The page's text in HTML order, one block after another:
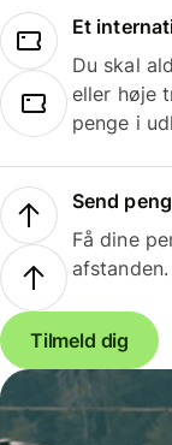
Et
Du skal
eller høje
penge i
Send
Få dine
afstanden.
Tilmeld dig